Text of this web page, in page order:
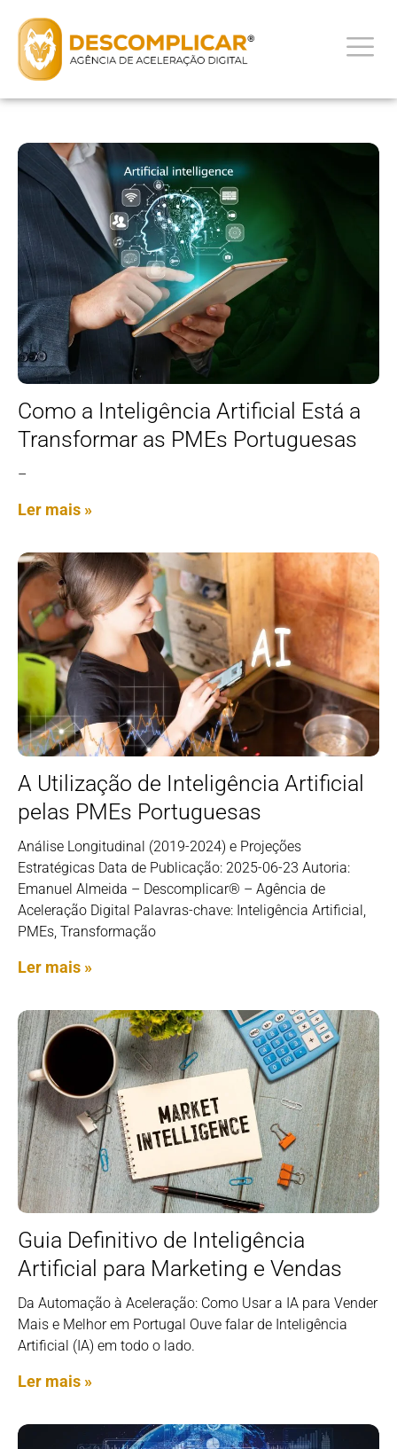
Como a Inteligência Artificial Está a
Transformar as PMEs Portuguesas
–
Ler mais »
A Utilização de Inteligência Artificial
pelas PMEs Portuguesas
Análise Longitudinal (2019-2024) e Projeções
Estratégicas Data de Publicação: 2025-06-23 Autoria:
Emanuel Almeida – Descomplicar® – Agência de
Aceleração Digital Palavras-chave: Inteligência Artificial,
PMEs, Transformação
Ler mais »
Guia Definitivo de Inteligência
Artificial para Marketing e Vendas
Da Automação à Aceleração: Como Usar a IA para Vender
Mais e Melhor em Portugal Ouve falar de Inteligência
Artificial (IA) em todo o lado.
Ler mais »